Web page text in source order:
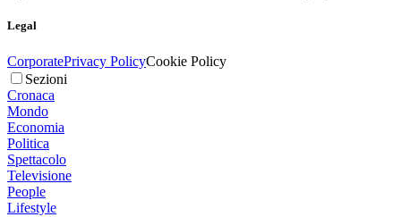
Legal
CorporatePrivacy PolicyCookie Policy
Sezioni
Cronaca
Mondo
Economia
Politica
Spettacolo
Televisione
People
Lifestyle